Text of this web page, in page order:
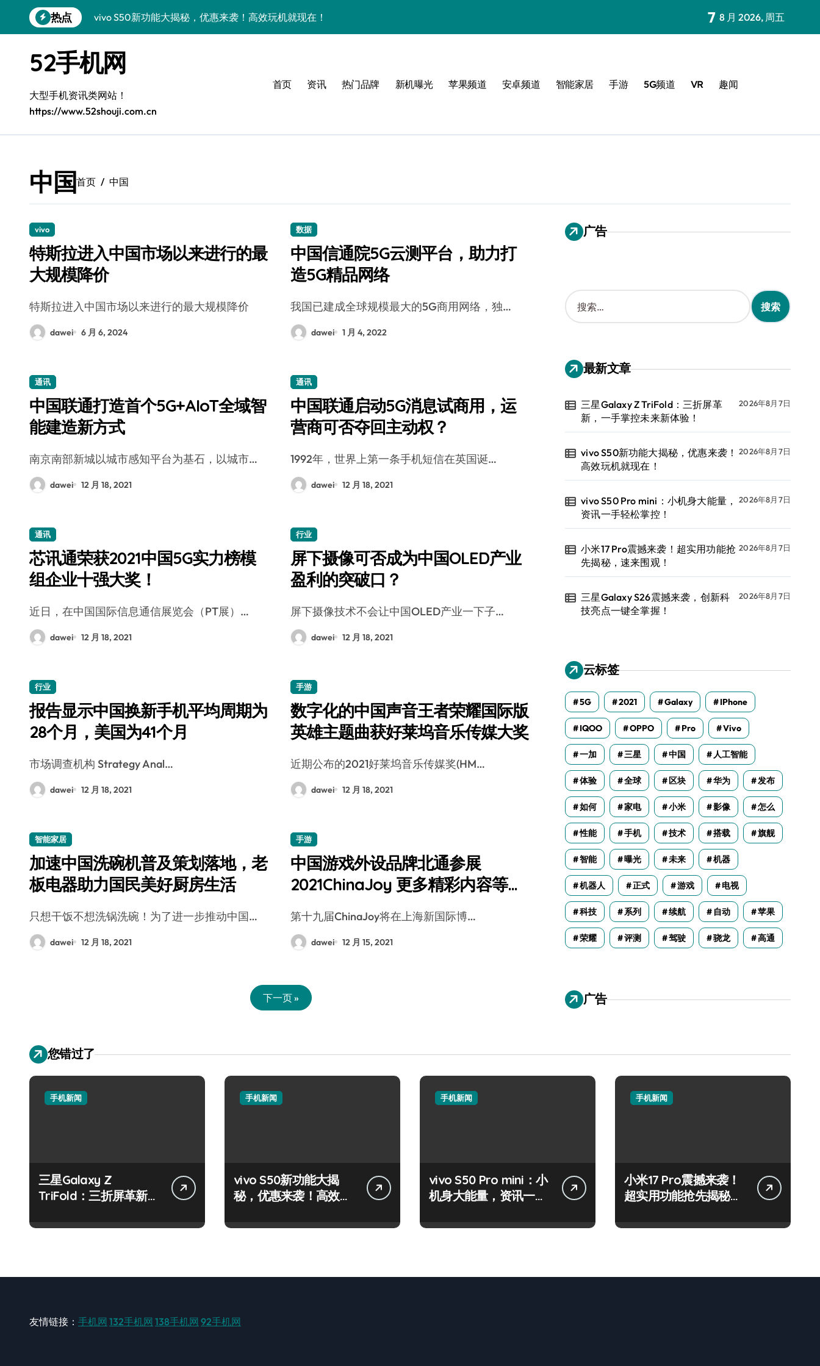
到
热点
vivo S50新功能大揭秘，优惠来袭！高效玩机就现在！
小米17 Pro震撼来袭！超实用功能抢先揭秘，速来围观！
三星Galaxy S26震撼来袭，创新科技亮点一键全掌握！
Galaxy S25 Ultra颜值封神！定制主题潮爆了！
Galaxy S24+惊艳上市，秒变手机美学高手！
Galaxy A56 5G登场，时尚旗舰新体验！
三星Galaxy Z TriFold：三折屏革新，一手掌控未来新体验！
7 8 月 2026, 周五
52手机网
大型手机资讯类网站！
https://www.52shouji.com.cn
首页 资讯 热门品牌 新机曝光 苹果频道 安卓频道 智能家居 手游 5G频道 VR 趣闻
中国首页 中国
vivo
特斯拉进入中国市场以来进行的最
大规模降价
特斯拉进入中国市场以来进行的最大规模降价
dawei 6 月 6, 2024
数据
中国信通院5G云测平台，助力打
造5G精品网络
我国已建成全球规模最大的5G商用网络，独…
dawei 1 月 4, 2022
通讯
中国联通打造首个5G+AIoT全域智
能建造新方式
南京南部新城以城市感知平台为基石，以城市…
dawei 12 月 18, 2021
通讯
中国联通启动5G消息试商用，运
营商可否夺回主动权？
1992年，世界上第一条手机短信在英国诞…
dawei 12 月 18, 2021
通讯
芯讯通荣获2021中国5G实力榜模
组企业十强大奖！
近日，在中国国际信息通信展览会（PT展）…
dawei 12 月 18, 2021
行业
屏下摄像可否成为中国OLED产业
盈利的突破口？
屏下摄像技术不会让中国OLED产业一下子…
dawei 12 月 18, 2021
行业
报告显示中国换新手机平均周期为
28个月，美国为41个月
市场调查机构 Strategy Anal…
dawei 12 月 18, 2021
手游
数字化的中国声音王者荣耀国际版
英雄主题曲获好莱坞音乐传媒大奖
近期公布的2021好莱坞音乐传媒奖(HM…
dawei 12 月 18, 2021
智能家居
加速中国洗碗机普及策划落地，老
板电器助力国民美好厨房生活
只想干饭不想洗锅洗碗！为了进一步推动中国…
dawei 12 月 18, 2021
手游
中国游戏外设品牌北通参展
2021ChinaJoy 更多精彩内容等你
畅玩!
第十九届ChinaJoy将在上海新国际博…
dawei 12 月 15, 2021
下一页 »
广告
搜
索
：
最新文章
三星Galaxy Z TriFold：三折屏革
新，一手掌控未来新体验！
2026年8月7日
vivo S50新功能大揭秘，优惠来袭！
高效玩机就现在！
2026年8月7日
vivo S50 Pro mini：小机身大能量，
资讯一手轻松掌控！
2026年8月7日
小米17 Pro震撼来袭！超实用功能抢
先揭秘，速来围观！
2026年8月7日
三星Galaxy S26震撼来袭，创新科
技亮点一键全掌握！
2026年8月7日
云标签
5G 2021 Galaxy IPhone
IQOO OPPO Pro Vivo
一加 三星 中国 人工智能
体验 全球 区块 华为 发布
如何 家电 小米 影像 怎么
性能 手机 技术 搭载 旗舰
智能 曝光 未来 机器
机器人 正式 游戏 电视
科技 系列 续航 自动 苹果
荣耀 评测 驾驶 骁龙 高通
广告
您错过了
手机新闻
三星Galaxy Z
TriFold：三折屏革新，
手机新闻
vivo S50新功能大揭
秘，优惠来袭！高效玩
手机新闻
vivo S50 Pro mini：小
机身大能量，资讯一手
手机新闻
小米17 Pro震撼来袭！
超实用功能抢先揭秘，
友情链接： 手机网 132手机网 138手机网 92手机网